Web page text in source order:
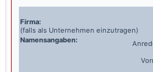
Firma:
(falls als Unternehmen einzutragen)
Namensangaben: